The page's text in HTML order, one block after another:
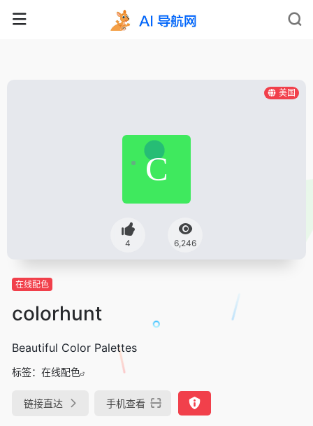
美国
4 6,246
在线配色
colorhunt
Beautiful Color Palettes
标签： 在线配色
链接直达 手机查看